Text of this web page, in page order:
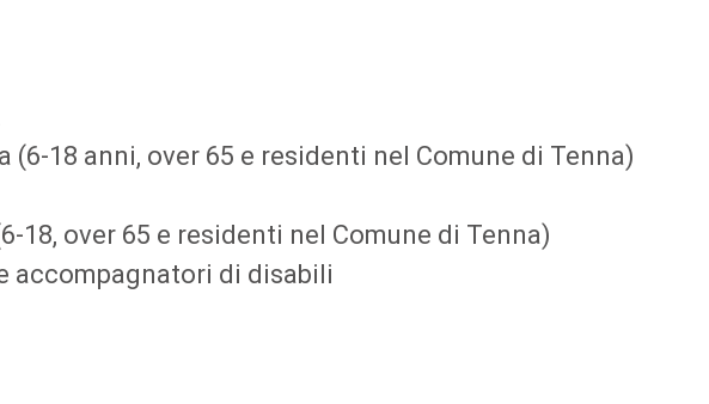
18 anni, over 65 e residenti nel Comune di Tenna)
18, over 65 e residenti nel Comune di Tenna)
accompagnatori di disabili